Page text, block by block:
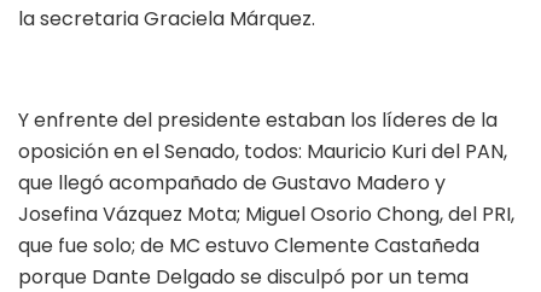
la secretaria Graciela Márquez.
Y enfrente del presidente estaban los líderes de la
oposición en el Senado, todos: Mauricio Kuri del PAN,
que llegó acompañado de Gustavo Madero y
Josefina Vázquez Mota; Miguel Osorio Chong, del PRI,
que fue solo; de MC estuvo Clemente Castañeda
porque Dante Delgado se disculpó por un tema